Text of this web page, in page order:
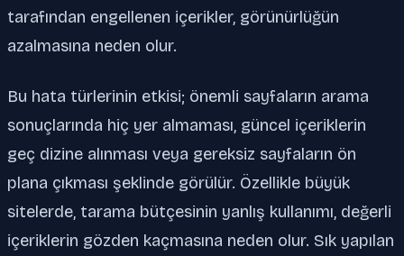
tarafından engellenen içerikler, görünürlüğün
azalmasına neden olur.
Bu hata türlerinin etkisi; önemli sayfaların arama
sonuçlarında hiç yer almaması, güncel içeriklerin
geç dizine alınması veya gereksiz sayfaların ön
plana çıkması şeklinde görülür. Özellikle büyük
sitelerde, tarama bütçesinin yanlış kullanımı, değerli
içeriklerin gözden kaçmasına neden olur. Sık yapılan